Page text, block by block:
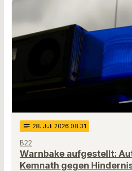
notes 28. Juli 2026 08:31
B22
Warnbake aufgestellt:
Kemnath gegen